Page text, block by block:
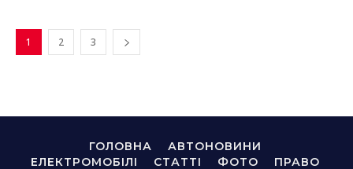
1 2 3
ГОЛОВНА
АВТОНОВИНИ
ЕЛЕКТРОМОБІЛІ
СТАТТІ ФОТО ПРАВО